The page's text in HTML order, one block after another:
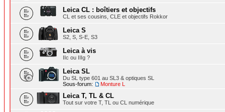
Leica CL : boîtiers et objectifs
CL et ses cousins, CLE et objectifs Rokkor
Leica S
S2, S, S-E, S3
Leica à vis
IIc ou IIIg ?
Leica SL
Du SL type 601 au SL3 & optiques SL
Sous-forum:
Monture L
Leica T, TL & CL
Tout sur votre T, TL ou CL numérique